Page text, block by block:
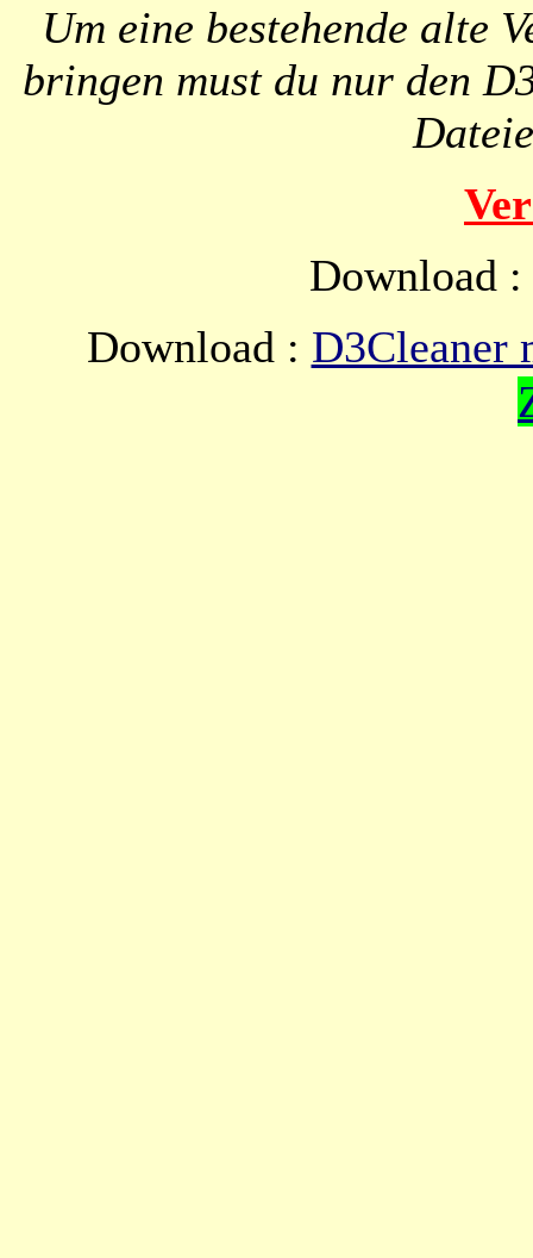
Um eine bestehende alte
bringen must du nur den
Download :
Download : D3Cleaner